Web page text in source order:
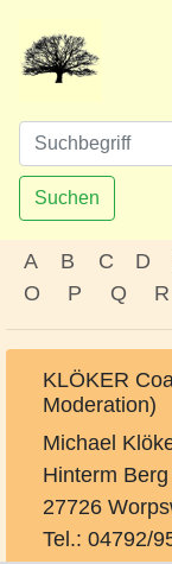
Suchen
A B C D
O
P Q R
KLÖKER
Moderation)
Michael
Hinterm
27726
Tel.: 04792/